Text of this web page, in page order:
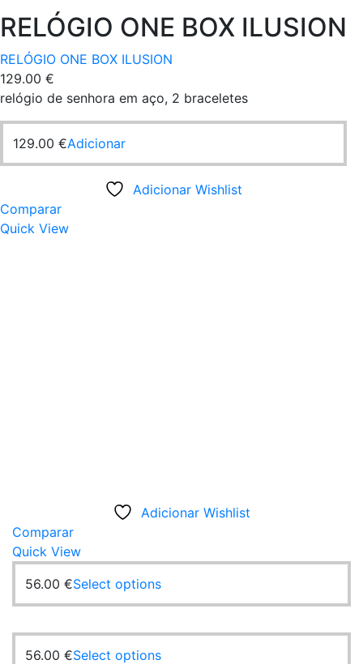
RELÓGIO ONE BOX ILUSION
RELÓGIO ONE BOX ILUSION
129.00 €
relógio de senhora em aço, 2 braceletes
129.00 €Adicionar
Adicionar Wishlist
Comparar
Quick View
Adicionar Wishlist
Comparar
Quick View
56.00 €Select options
56.00 €Select options